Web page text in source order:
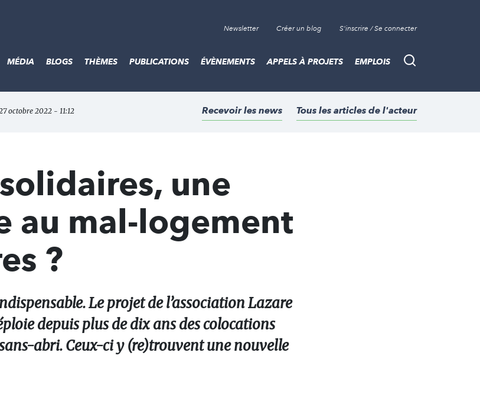
Newsletter Créer un blog S'inscrire / Se connecter
Recherche
MÉDIA BLOGS THÈMES PUBLICATIONS ÉVÈNEMENTS APPELS À PROJETS EMPLOIS
octobre 2022 - 11:12 Recevoir les news Tous les articles de l'acteur
une
au mal-logement
?
Le projet de l’association Lazare
depuis plus de dix ans des colocations
abri. Ceux-ci y (re)trouvent une nouvelle